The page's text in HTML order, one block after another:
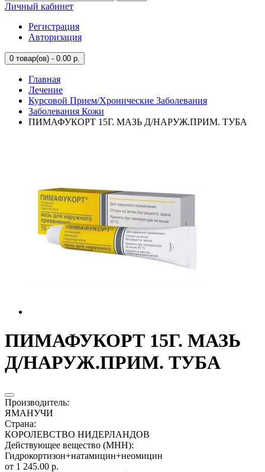
Личный кабинет
Регистрация
Авторизация
0 товар(ов) - 0.00 р.
Главная
Лечение
Курсовой Прием/Хронические Заболевания
Заболевания Кожи
ПИМАФУКОРТ 15Г. МАЗЬ Д/НАРУЖ.ПРИМ. ТУБА
ПИМАФУКОРТ 15Г. МАЗЬ
Д/НАРУЖ.ПРИМ. ТУБА
Производитель:
ЯМАНУЧИ
Страна:
КОРОЛЕВСТВО НИДЕРЛАНДОВ
Действующее вещество (МНН):
Гидрокортизон+натамицин+неомицин
от 1 245.00 р.